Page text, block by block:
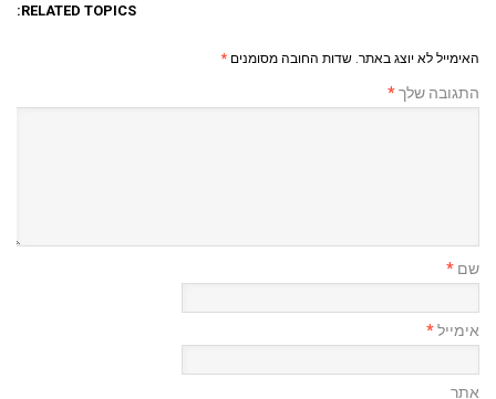
RELATED TOPICS:
האימייל לא יוצג באתר. שדות החובה מסומנים *
התגובה שלך*
שם *
אימייל*
אתר